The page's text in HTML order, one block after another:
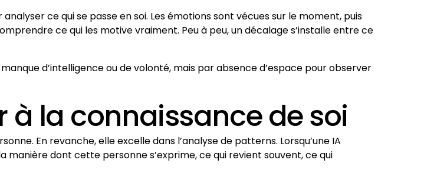
ce qui se passe en soi. Les émotions sont vécues sur le moment, puis
ce qui les motive vraiment. Peu à peu, un décalage s’installe entre ce
d’intelligence ou de volonté, mais par absence d’espace pour observer
à la connaissance de soi
En revanche, elle excelle dans l’analyse de patterns. Lorsqu’une IA
manière dont cette personne s’exprime, ce qui revient souvent, ce qui